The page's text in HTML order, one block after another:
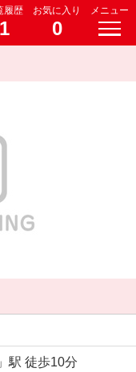
履歴
1
お気に入り
0
メニュー
」駅 徒歩10分